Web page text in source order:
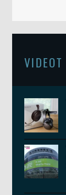
VIDEOT